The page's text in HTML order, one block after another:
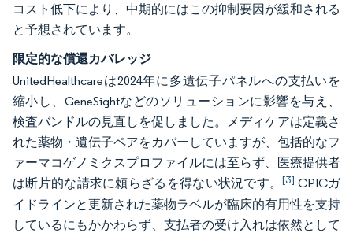
コスト低下により、中期的にはこの抑制要因が緩和される
と予想されています。
限定的な償還カバレッジ
UnitedHealthcareは2024年に多遺伝子パネルへの支払いを
縮小し、GeneSightなどのソリューションに影響を与え、
検査バンドルの見直しを促しました。メディケアは定義さ
れた薬物・遺伝子ペアをカバーしていますが、包括的なフ
ァーマコゲノミクスプロファイルには至らず、医療提供者
は断片的な請求に頼らざるを得ない状況です。[3] CPICガ
イドラインと更新された薬物ラベルが臨床的有用性を支持
しているにもかかわらず、支払者の受け入れは依然として